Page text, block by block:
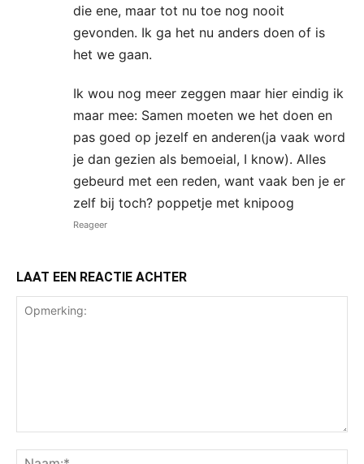
die ene, maar tot nu toe nog nooit
gevonden. Ik ga het nu anders doen of is
het we gaan.
Ik wou nog meer zeggen maar hier eindig ik
maar mee: Samen moeten we het doen en
pas goed op jezelf en anderen(ja vaak word
je dan gezien als bemoeial, I know). Alles
gebeurd met een reden, want vaak ben je er
zelf bij toch? poppetje met knipoog
Reageer
LAAT EEN REACTIE ACHTER